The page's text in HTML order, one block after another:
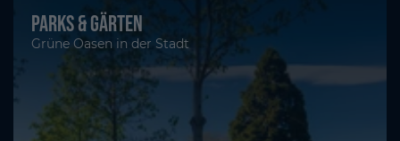
Parks & Gärten
Grüne Oasen in der Stadt